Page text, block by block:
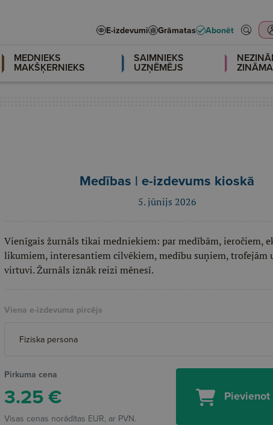
E-izdevumi Grāmatas Abonēt
MEDNIEKS
MAKŠĶERNIEKS
SAIMNIEKS
UZŅĒMĒJS
Medības | e-izdevums kioskā
5. jūnijs 2026
Vienīgais žurnāls tikai medniekiem: par medībām, ieročiem,
likumiem, interesantiem cilvēkiem, medību suņiem, trofejām
virtuvi. Žurnāls iznāk reizi mēnesī.
Viena e-izdevuma pircējs
Pirkuma cena
3.25€
Visas cenas norādītas EUR, ar PVN.